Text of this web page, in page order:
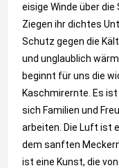
eisige Winde über
Ziegen ihr dichtes
Schutz gegen die
und unglaublich
beginnt für uns die
Kaschmirernte. Es
sich Familien und
arbeiten. Die Luft ist
dem sanften
ist eine Kunst, die